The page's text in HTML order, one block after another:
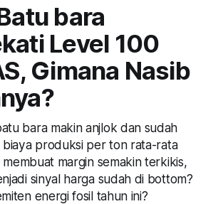
bara
Level 100
Gimana Nasib
bara makin anjlok dan sudah
biaya produksi per ton rata-rata
membuat margin semakin terkikis,
sinyal harga sudah di bottom?
energi fosil tahun ini?